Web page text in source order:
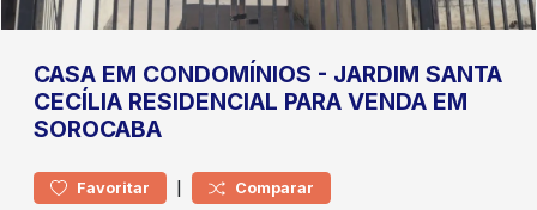
CASA EM CONDOMÍNIOS - JARDIM SANTA
CECÍLIA RESIDENCIAL PARA VENDA EM
SOROCABA
Favoritar | Comparar